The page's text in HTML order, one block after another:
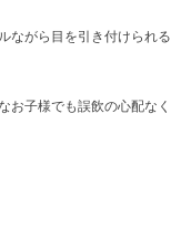
ながら目を引き付けられる
お子様でも誤飲の心配なく